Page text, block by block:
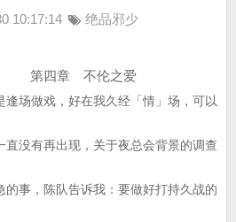
10:17:14 绝品邪少
伦之爱
场做戏，好在我久经「情」场，可以
直没有再出现，关于夜总会背景的调查
的事，陈队告诉我：要做好打持久战的